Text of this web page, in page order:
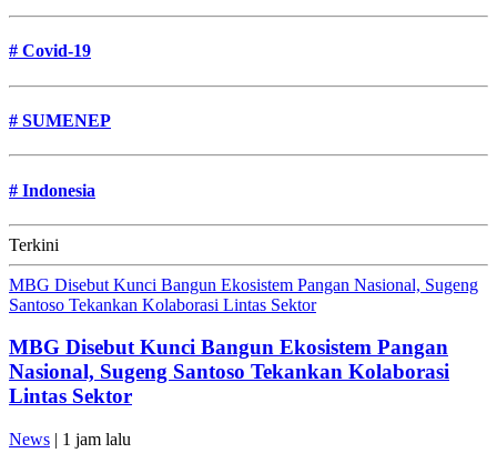
# Covid-19
# SUMENEP
# Indonesia
Terkini
MBG Disebut Kunci Bangun Ekosistem Pangan Nasional, Sugeng
Santoso Tekankan Kolaborasi Lintas Sektor
MBG Disebut Kunci Bangun Ekosistem Pangan
Nasional, Sugeng Santoso Tekankan Kolaborasi
Lintas Sektor
News | 1 jam lalu